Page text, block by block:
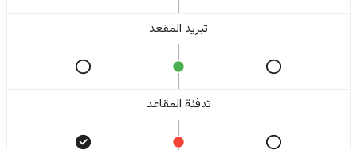
تبريد المقعد
تدفئة المقاعد